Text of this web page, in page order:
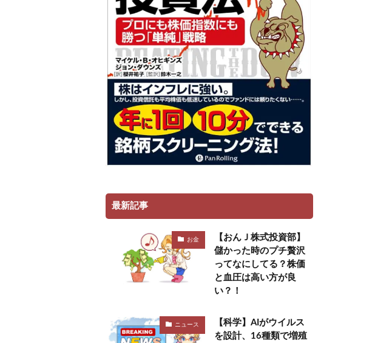
最新記事
お金
【おんＪ株式投資部】
儲かった時のプチ贅沢
ってなにしてる？株価
と血圧は高い方が良
い？！
ニュース
【科学】AIがウイルス
を設計、16種類で増殖